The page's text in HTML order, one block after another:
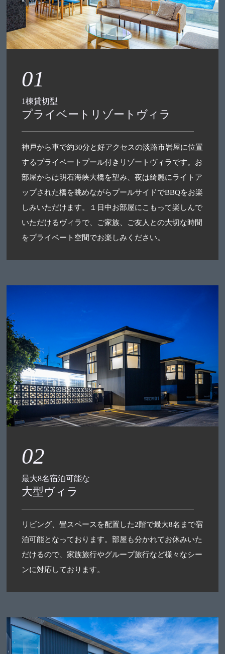
01
1棟貸切型
プライベートリゾートヴィラ
神戸から車で約30分と好アクセスの淡路市岩屋に位置
するプライベートプール付きリゾートヴィラです。お
部屋からは明石海峡大橋を望み、夜は綺麗にライトア
ップされた橋を眺めながらプールサイドでBBQをお楽
しみいただけます。１日中お部屋にこもって楽しんで
いただけるヴィラで、ご家族、ご友人との大切な時間
をプライベート空間でお楽しみください。
02
最大8名宿泊可能な
大型ヴィラ
リビング、畳スペースを配置した2階で最大8名まで宿
泊可能となっております。部屋も分かれてお休みいた
だけるので、家族旅行やグループ旅行など様々なシー
ンに対応しております。